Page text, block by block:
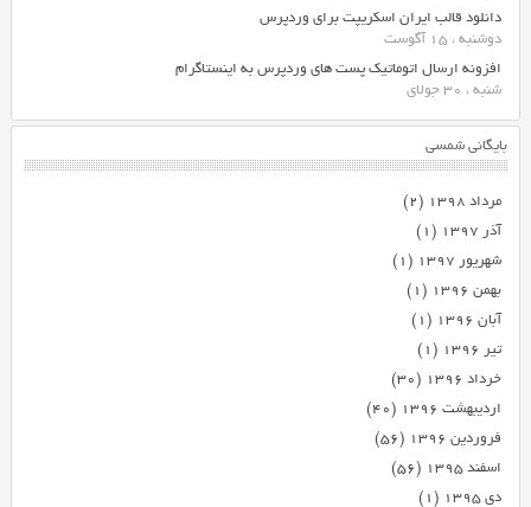
دانلود قالب ایران اسکریپت برای وردپرس
دوشنبه ، 15 آگوست
افزونه ارسال اتوماتیک پست های وردپرس به اینستاگرام
شنبه ، 30 جولای
بایگانی شمسی
مرداد ۱۳۹۸
(۲)
آذر ۱۳۹۷
(۱)
شهریور ۱۳۹۷
(۱)
بهمن ۱۳۹۶
(۱)
آبان ۱۳۹۶
(۱)
تیر ۱۳۹۶
(۱)
خرداد ۱۳۹۶
(۳۰)
اردیبهشت ۱۳۹۶
(۴۰)
فروردین ۱۳۹۶
(۵۶)
اسفند ۱۳۹۵
(۵۶)
دی ۱۳۹۵
(۱)